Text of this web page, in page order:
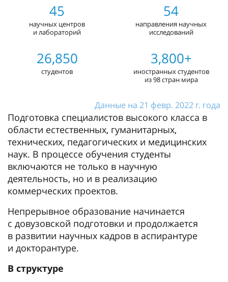
45
научных центров
и лабораторий
54
направления научных
исследований
26,850
студентов
3,800+
иностранных студентов
из 98 стран мира
Данные на 21 февр. 2022 г. года
Подготовка специалистов высокого класса в
области естественных, гуманитарных,
технических, педагогических и медицинских
наук. В процессе обучения студенты
включаются не только в научную
деятельность, но и в реализацию
коммерческих проектов.
Непрерывное образование начинается
с довузовской подготовки и продолжается
в развитии научных кадров в аспирантуре
и докторантуре.
В структуре